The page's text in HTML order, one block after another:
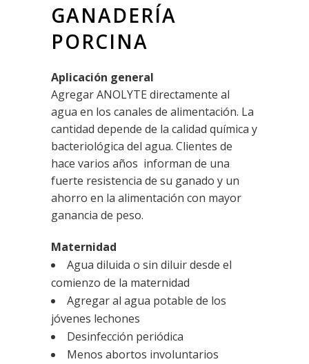
GANADERÍA
PORCINA
Aplicación general
Agregar ANOLYTE directamente al
agua en los canales de alimentación. La
cantidad depende de la calidad química y
bacteriológica del agua. Clientes de
hace varios años informan de una
fuerte resistencia de su ganado y un
ahorro en la alimentación con mayor
ganancia de peso.
Maternidad
Agua diluida o sin diluir desde el
comienzo de la maternidad
Agregar al agua potable de los
jóvenes lechones
Desinfección periódica
Menos abortos involuntarios